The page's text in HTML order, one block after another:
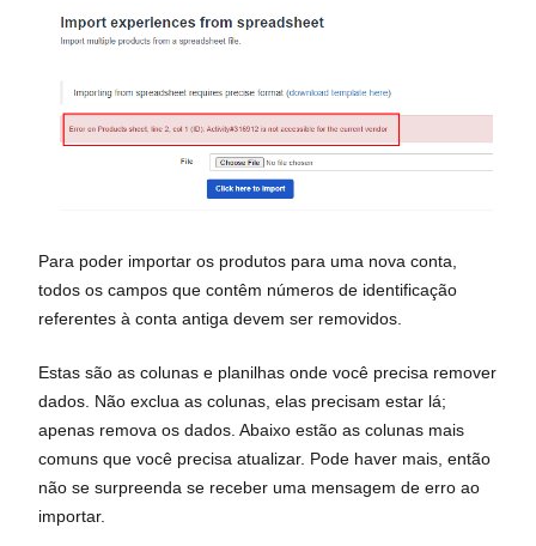
Para poder importar os produtos para uma nova conta,
todos os campos que contêm números de identificação
referentes à conta antiga devem ser removidos.
Estas são as colunas e planilhas onde você precisa remover
dados. Não exclua as colunas, elas precisam estar lá;
apenas remova os dados. Abaixo estão as colunas mais
comuns que você precisa atualizar. Pode haver mais, então
não se surpreenda se receber uma mensagem de erro ao
importar.